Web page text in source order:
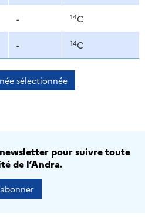
- 14C
- 14C
sélectionnée
pour suivre toute
de l’Andra.